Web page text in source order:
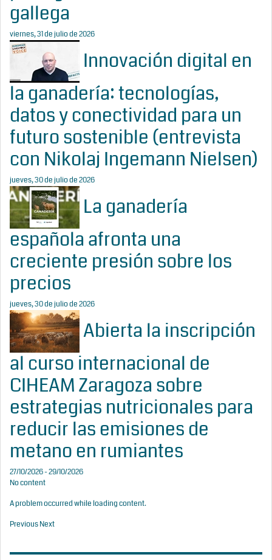
gallega
viernes, 31 de julio de 2026
Innovación digital en
la ganadería: tecnologías,
datos y conectividad para un
futuro sostenible (entrevista
con Nikolaj Ingemann Nielsen)
jueves, 30 de julio de 2026
La ganadería
española afronta una
creciente presión sobre los
precios
jueves, 30 de julio de 2026
Abierta la inscripción
al curso internacional de
CIHEAM Zaragoza sobre
estrategias nutricionales para
reducir las emisiones de
metano en rumiantes
27/10/2026 - 29/10/2026
No content
A problem occurred while loading content.
PreviousNext